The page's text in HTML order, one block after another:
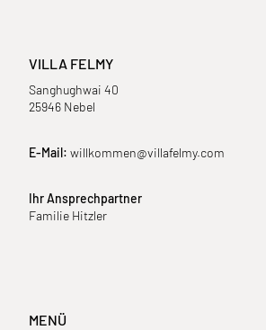
VILLA FELMY
Sanghughwai 40
25946 Nebel
E-Mail: willkommen@villafelmy.com
Ihr Ansprechpartner
Familie Hitzler
MENÜ